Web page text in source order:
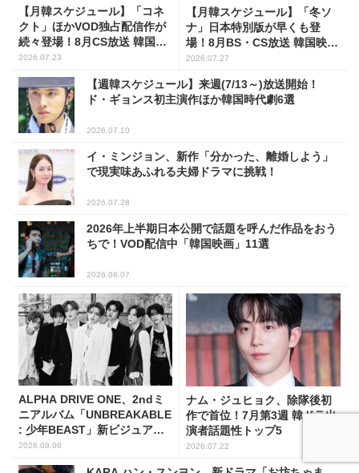
【月韓スケジュール】「コネ
クト」ほかVOD独占配信作が
続々登場！8月CS放送 韓国ド
ラマ(全66選)
2026.07.23
【月韓スケジュール】「冬ソ
ナ」日本特別版が早くも登
場！8月BS・CS放送 韓国映画
(全109選)
2026.07.27
【週韓スケジュール】来週(7/13～)放送開始！
ド・ギョンス初主演作ほか韓国時代劇6選
2026.07.10
イ・ミンジョン、新作「分かった、離婚しよう」
で現実味あふれる夫婦ドラマに挑戦！
2026.07.28
2026年上半期日本公開で話題を呼んだ作品をおう
ちで！VOD配信中「韓国映画」11選
2026.08.07
ALPHA DRIVE ONE、2ndミ
ニアルバム「UNBREAKABLE
: 少年BEAST」新ビジュアル
解禁！
2026.08.06
ナム・ジュヒョク、除隊後初
作で首位！7月第3週 韓ドラ出
演者話題性トップ5
2026.07.22